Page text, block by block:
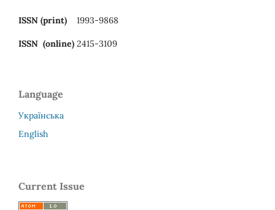
ISSN (print) 1993-9868
ISSN (online) 2415-3109
Language
Українська
English
Current Issue